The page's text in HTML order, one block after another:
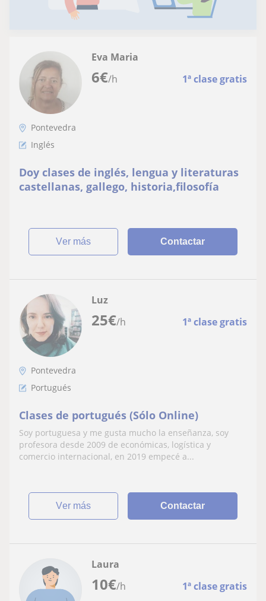
6€/h 1ª clase gratis
Eva Maria
Pontevedra
Inglés
Doy clases de inglés, lengua y literaturas
castellanas, gallego, historia,filosofía
ver más Contactar
25€/h 1ª clase gratis
Luz
Pontevedra
Portugués
Clases de portugués (Sólo Online)
Soy portuguesa y me gusta mucho la enseñanza, soy
profesora desde 2009 de económicas, logística y
comercio internacional, en 2019 empecé a...
ver más Contactar
10€/h 1ª clase gratis
Laura